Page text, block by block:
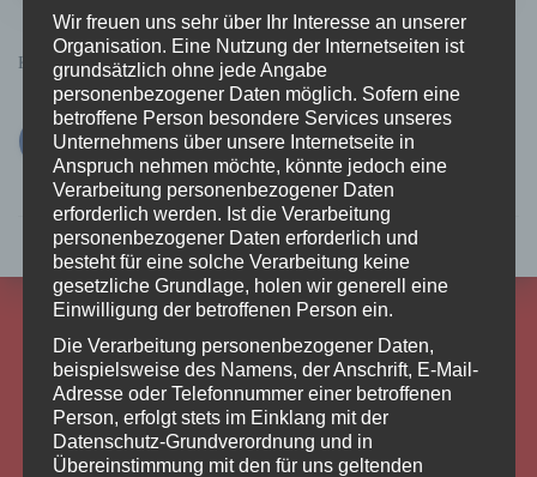
Kategorien: EINSÄTZE
Ähnliche Beiträge
Wir freuen uns sehr über Ihr Interesse an unserer
Organisation. Eine Nutzung der Internetseiten ist
grundsätzlich ohne jede Angabe
personenbezogener Daten möglich. Sofern eine
betroffene Person besondere Services unseres
Unternehmens über unsere Internetseite in
Anspruch nehmen möchte, könnte jedoch eine
Verarbeitung personenbezogener Daten
erforderlich werden. Ist die Verarbeitung
personenbezogener Daten erforderlich und
besteht für eine solche Verarbeitung keine
gesetzliche Grundlage, holen wir generell eine
Einwilligung der betroffenen Person ein.
Die Verarbeitung personenbezogener Daten,
beispielsweise des Namens, der Anschrift, E-Mail-
Adresse oder Telefonnummer einer betroffenen
Person, erfolgt stets im Einklang mit der
Datenschutz-Grundverordnung und in
Übereinstimmung mit den für uns geltenden